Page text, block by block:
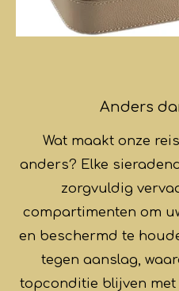
Anders
Wat maakt onze
anders? Elke
zorgvuldig
compartimenten om
en beschermd te
tegen aanslag,
topconditie blijven